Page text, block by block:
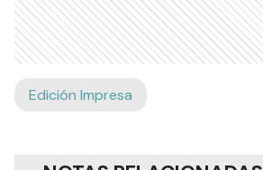
Edición Impresa